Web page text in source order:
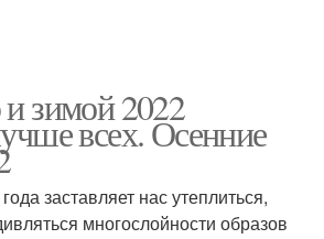
зимой 2022
всех. Осенние
заставляет нас утеплиться,
многослойности образов